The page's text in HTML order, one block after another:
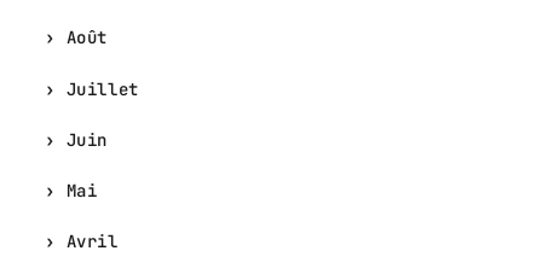
Août
Juillet
Juin
Mai
Avril